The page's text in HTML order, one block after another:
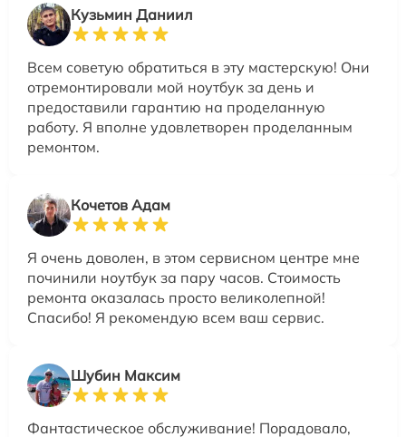
Кузьмин Даниил
Всем советую обратиться в эту мастерскую! Они
отремонтировали мой ноутбук за день и
предоставили гарантию на проделанную
работу. Я вполне удовлетворен проделанным
ремонтом.
Кочетов Адам
Я очень доволен, в этом сервисном центре мне
починили ноутбук за пару часов. Стоимость
ремонта оказалась просто великолепной!
Спасибо! Я рекомендую всем ваш сервис.
Шубин Максим
Фантастическое обслуживание! Порадовало,